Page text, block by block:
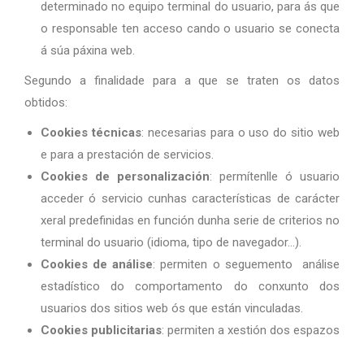
determinado no equipo terminal do usuario, para ás que
o responsable ten acceso cando o usuario se conecta
á súa páxina web.
Segundo a finalidade para a que se traten os datos
obtidos:
Cookies técnicas: necesarias para o uso do sitio web
e para a prestación de servicios.
Cookies de personalización: permítenlle ó usuario
acceder ó servicio cunhas características de carácter
xeral predefinidas en función dunha serie de criterios no
terminal do usuario (idioma, tipo de navegador…).
Cookies de análise: permiten o seguemento análise
estadístico do comportamento do conxunto dos
usuarios dos sitios web ós que están vinculadas.
Cookies publicitarias: permiten a xestión dos espazos